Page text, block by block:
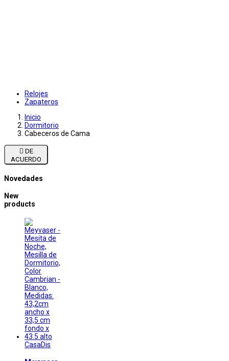
Relojes
Zapateros
Inicio
Dormitorio
Cabeceros de Cama

ACUERDO
Novedades
New
products
CasaDis